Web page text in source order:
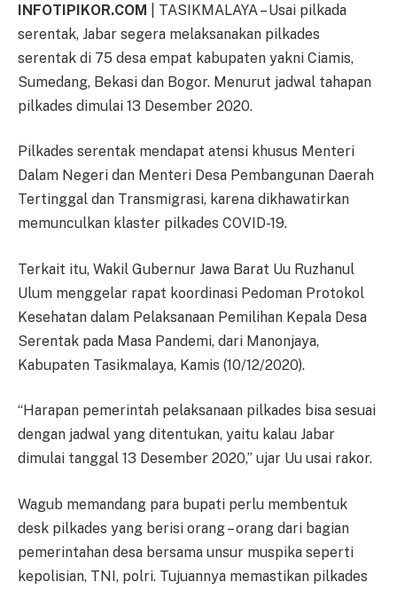
INFOTIPIKOR.COM | TASIKMALAYA – Usai pilkada
serentak, Jabar segera melaksanakan pilkades
serentak di 75 desa empat kabupaten yakni Ciamis,
Sumedang, Bekasi dan Bogor. Menurut jadwal tahapan
pilkades dimulai 13 Desember 2020.
Pilkades serentak mendapat atensi khusus Menteri
Dalam Negeri dan Menteri Desa Pembangunan Daerah
Tertinggal dan Transmigrasi, karena dikhawatirkan
memunculkan klaster pilkades COVID-19.
Terkait itu, Wakil Gubernur Jawa Barat Uu Ruzhanul
Ulum menggelar rapat koordinasi Pedoman Protokol
Kesehatan dalam Pelaksanaan Pemilihan Kepala Desa
Serentak pada Masa Pandemi, dari Manonjaya,
Kabupaten Tasikmalaya, Kamis (10/12/2020).
“Harapan pemerintah pelaksanaan pilkades bisa sesuai
dengan jadwal yang ditentukan, yaitu kalau Jabar
dimulai tanggal 13 Desember 2020,” ujar Uu usai rakor.
Wagub memandang para bupati perlu membentuk
desk pilkades yang berisi orang – orang dari bagian
pemerintahan desa bersama unsur muspika seperti
kepolisian, TNI, polri. Tujuannya memastikan pilkades